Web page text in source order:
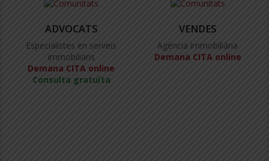
ADVOCATS
Especialistes en serveis
immobiliaris
Demana CITA online
Consulta gratuïta
VENDES
Agència immobiliària
Demana CITA online